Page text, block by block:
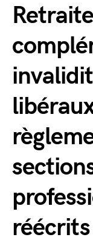
Retraite